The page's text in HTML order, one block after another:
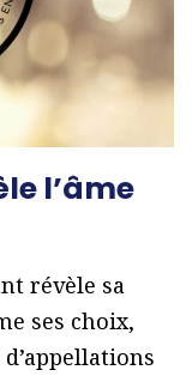
l’âme
révèle sa
ses choix,